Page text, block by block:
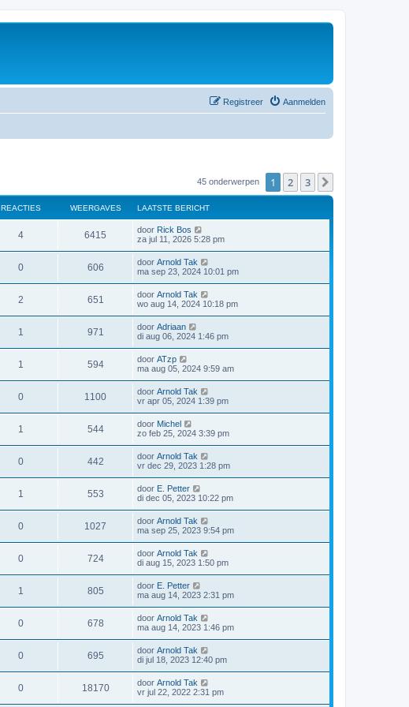
Aanmelden
Registreer
45 onderwerpen 1 2 3
REACTIES WEERGAVES LAATSTE BERICHT
4 6415 door Rick Bos
za jul 11, 2026 5:28 pm
0 606 door Arnold Tak
ma sep 23, 2024 10:01 pm
2 651 door Arnold Tak
wo aug 14, 2024 10:18 pm
1 971 door Adriaan
di aug 06, 2024 1:46 pm
1 594 door ATzp
ma aug 05, 2024 9:59 am
0 1100 door Arnold Tak
vr apr 05, 2024 1:39 pm
1 544 door Michel
zo feb 25, 2024 3:39 pm
0 442 door Arnold Tak
vr dec 29, 2023 1:28 pm
1 553 door E. Petter
di dec 05, 2023 10:22 pm
0 1027 door Arnold Tak
ma sep 25, 2023 9:54 pm
0 724 door Arnold Tak
di aug 15, 2023 1:50 pm
1 805 door E. Petter
ma aug 14, 2023 2:31 pm
0 678 door Arnold Tak
ma aug 14, 2023 1:46 pm
0 695 door Arnold Tak
di jul 18, 2023 12:40 pm
0 18170 door Arnold Tak
vr jul 22, 2022 2:31 pm